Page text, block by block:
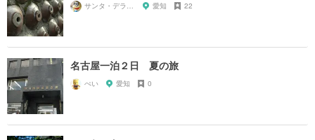
サンタ・デラックス 愛知 22
名古屋一泊２日 夏の旅
ぺい 愛知 0